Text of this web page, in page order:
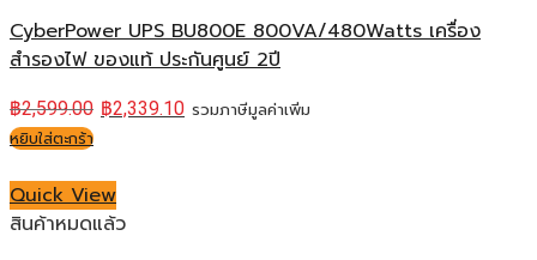
CyberPower UPS BU800E 800VA/480Watts เครื่อง
สำรองไฟ ของแท้ ประกันศูนย์ 2ปี
฿2,599.00 ฿2,339.10 รวมภาษีมูลค่าเพิ่ม
หยิบใส่ตะกร้า
Quick View
สินค้าหมดแล้ว